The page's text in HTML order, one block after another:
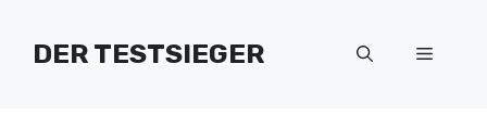
Inhalt
springenDER TESTSIEGER Menü